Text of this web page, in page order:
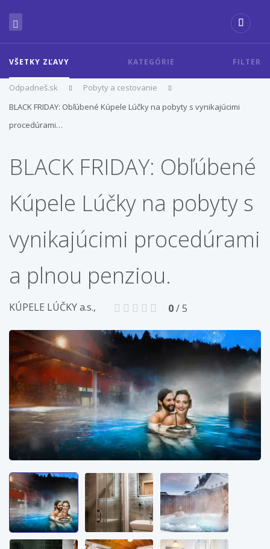
VŠETKY ZĽAVY KATEGÓRIE FILTER
Odpadneš.sk
Pobyty a cestovanie
BLACK FRIDAY: Obľúbené Kúpele Lúčky na pobyty s vynikajúcimi
procedúrami…
BLACK FRIDAY: Obľúbené
Kúpele Lúčky na pobyty s
vynikajúcimi procedúrami
a plnou penziou.
KÚPELE LÚČKY a.s., 0/ 5